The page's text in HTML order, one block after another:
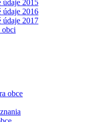
údaje 2015
údaje 2016
údaje 2017
obci
obce